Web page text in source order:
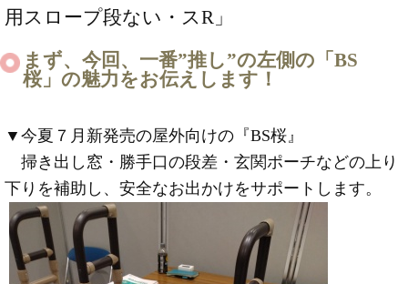
用スロープ段ない・スR」
まず、今回、一番”推し”の左側の「BS
桜」の魅力をお伝えします！
▼今夏７月新発売の屋外向けの『BS桜』
掃き出し窓・勝手口の段差・玄関ポーチなどの上り
下りを補助し、安全なお出かけをサポートします。